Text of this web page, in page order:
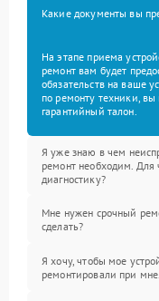
Какие документы вы
На этапе приема
ремонт вам будет
обязательств на ваше
по ремонту техники,
гарантийный талон.
Я уже знаю в чем
ремонт необходим. Для
диагностику?
Мне нужен срочный
сделать?
Я хочу, чтобы мое
ремонтировали при мне.